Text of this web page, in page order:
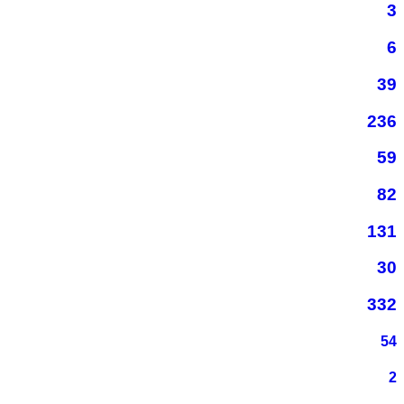
3
6
39
236
59
82
131
30
332
54
2